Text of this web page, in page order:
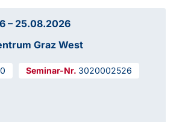
– 25.08.2026
Graz West
3020002526